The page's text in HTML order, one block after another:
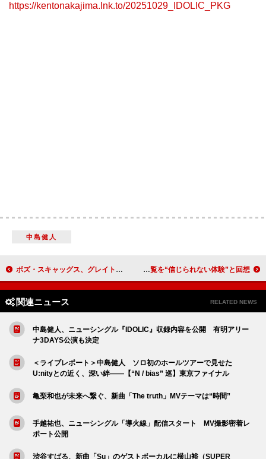
https://kentonakajima.lnk.to/20251029_IDOLIC_PKG
中島健人
ボズ・スキャッグス、グレイト・アメリカン・ソングブック名曲を再解釈した新作より「Angel Eyes」公開 レオナルド・ディカプリオ、ポール・マッカートニーとのオアシス公演観覧を“信じられない体験”と回想
関連ニュース RELATED NEWS
中島健人、ニューシングル『IDOLIC』収録内容を公開 有明アリー
ナ3DAYS公演も決定
＜ライブレポート＞中島健人 ソロ初のホールツアーで見せた
U:nityとの近く、深い絆――【“N / bias” 巡】東京ファイナル
亀梨和也が未来へ繋ぐ、新曲「The truth」MVテーマは“時間”
手越祐也、ニューシングル「導火線」配信スタート MV撮影密着レ
ポート公開
渋谷すばる、新曲「Su」のゲストボーカルに横山裕（SUPER